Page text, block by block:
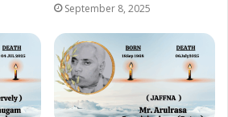
September 8, 2025